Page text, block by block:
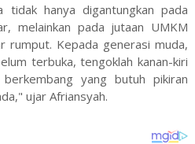
tidak hanya digantungkan pada
melainkan pada jutaan UMKM
rumput. Kepada generasi muda,
terbuka, tengoklah kanan-kiri
yang butuh pikiran
ujar Afriansyah.